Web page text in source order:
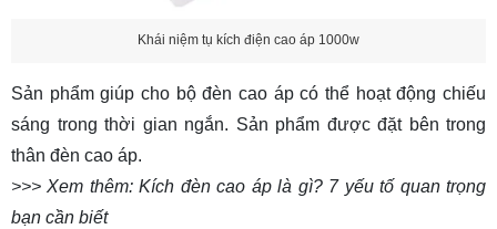
Khái niệm tụ kích điện cao áp 1000w
Sản phẩm giúp cho bộ đèn cao áp có thể hoạt động chiếu
sáng trong thời gian ngắn. Sản phẩm được đặt bên trong
thân đèn cao áp.
>>> Xem thêm:Kích đèn cao áp là gì? 7 yếu tố quan trọng
bạn cần biết